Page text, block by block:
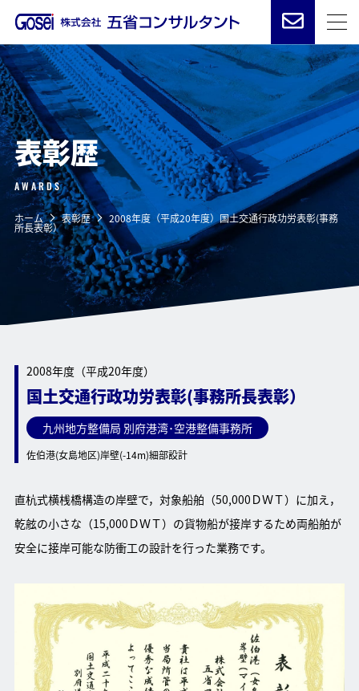
表彰歴
AWARDS
ホーム 表彰歴 2008年度（平成20年度）国土交通行政功労表彰(事務
所長表彰）
2008年度（平成20年度）
国土交通行政功労表彰(事務所長表彰）
九州地方整備局 別府港湾･空港整備事務所
佐伯港(女島地区)岸壁(-14m)細部設計
直杭式横桟橋構造の岸壁で，対象船舶（50,000ＤＷＴ）に加え，
乾舷の小さな（15,000ＤＷＴ）の貨物船が接岸するため両船舶が
安全に接岸可能な防衝工の設計を行った業務です。